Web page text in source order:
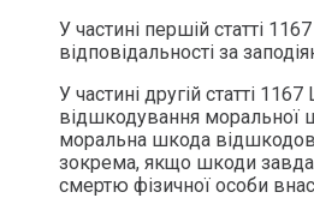
У частині першій статті
відповідальності за
У частині другій статті
відшкодування моральної
моральна шкода
зокрема, якщо шкоди
смертю фізичної особи